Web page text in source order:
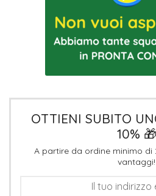
OTTIENI SUBITO
10% 🎁
A partire da ordine minimo di
vantaggi!